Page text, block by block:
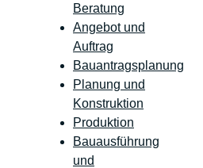
Beratung
Angebot und
Auftrag
Bauantragsplanung
Planung und
Konstruktion
Produktion
Bauausführung
und